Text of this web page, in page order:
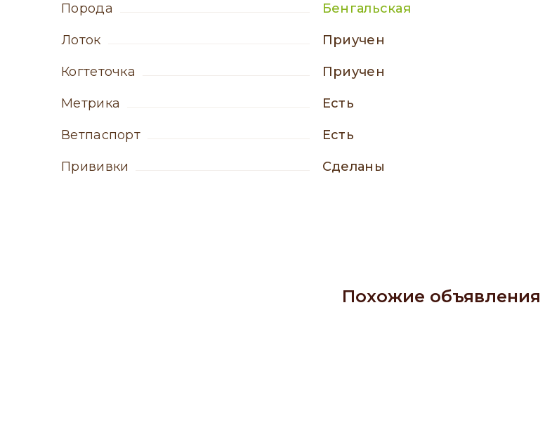
порода Бенгальская
лоток приучен
когтеточка приучен
метрика есть
ветпаспорт есть
прививки сделаны
Похожие объявления